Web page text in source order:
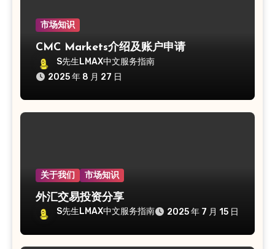
市场知识
CMC Markets介绍及账户申请
S先生LMAX中文服务指南
2025 年 8 月 27 日
关于我们 市场知识
外汇交易投资分享
S先生LMAX中文服务指南 2025 年 7 月 15 日